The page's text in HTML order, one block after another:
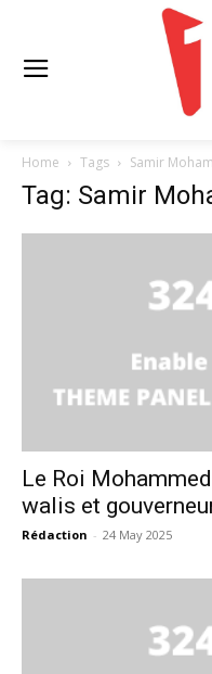
Home Tags Samir
Tag: Samir
Le Roi
walis et
Rédaction - 24 May 2025